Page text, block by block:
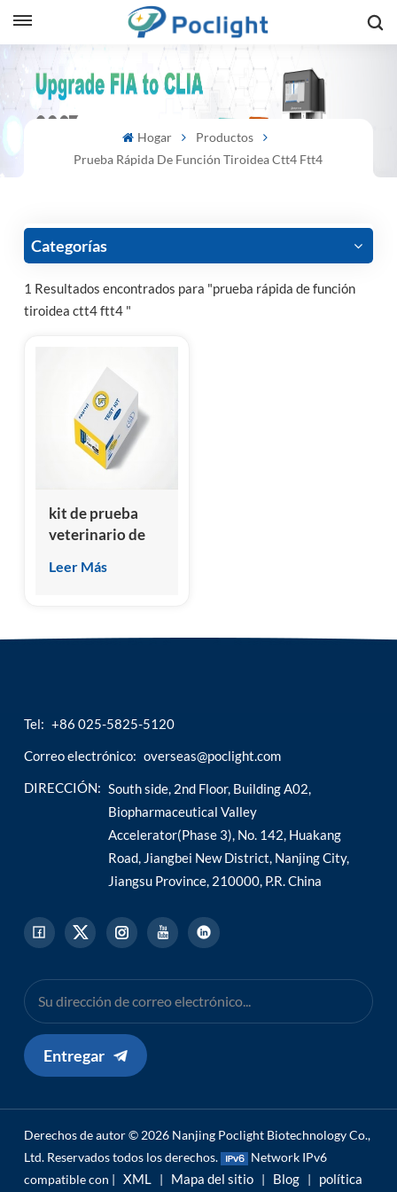
Hogar
Productos
Prueba Rápida De Función Tiroidea Ctt4 Ftt4
Categorías
1 Resultados encontrados para "prueba rápida de función
tiroidea ctt4 ftt4 "
kit de prueba
veterinario de
(ctt4/ftt4)
Leer Más
Tel: +86 025-5825-5120
Correo electrónico: overseas@poclight.com
DIRECCIÓN: South side, 2nd Floor, Building A02,
Biopharmaceutical Valley
Accelerator(Phase 3), No. 142, Huakang
Road, Jiangbei New District, Nanjing City,
Jiangsu Province, 210000, P.R. China
Entregar
Derechos de autor © 2026 Nanjing Poclight Biotechnology Co.,
Ltd. Reservados todos los derechos.
Network IPv6
compatible con | XML | Mapa del sitio | Blog | política